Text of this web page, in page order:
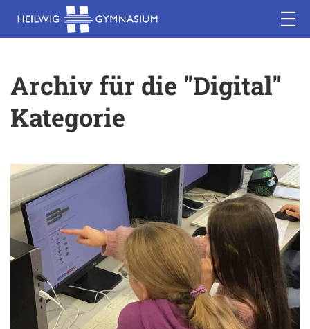
Archiv für die "Digital"
Kategorie